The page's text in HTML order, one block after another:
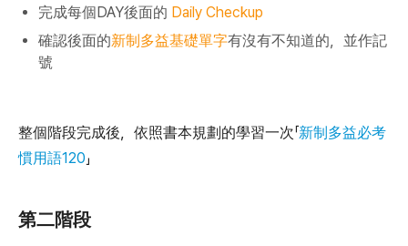
完成每個DAY後面的 Daily Checkup
確認後面的新制多益基礎單字有沒有不知道的，並作記
號
整個階段完成後，依照書本規劃的學習一次「新制多益必考
慣用語120」
第二階段